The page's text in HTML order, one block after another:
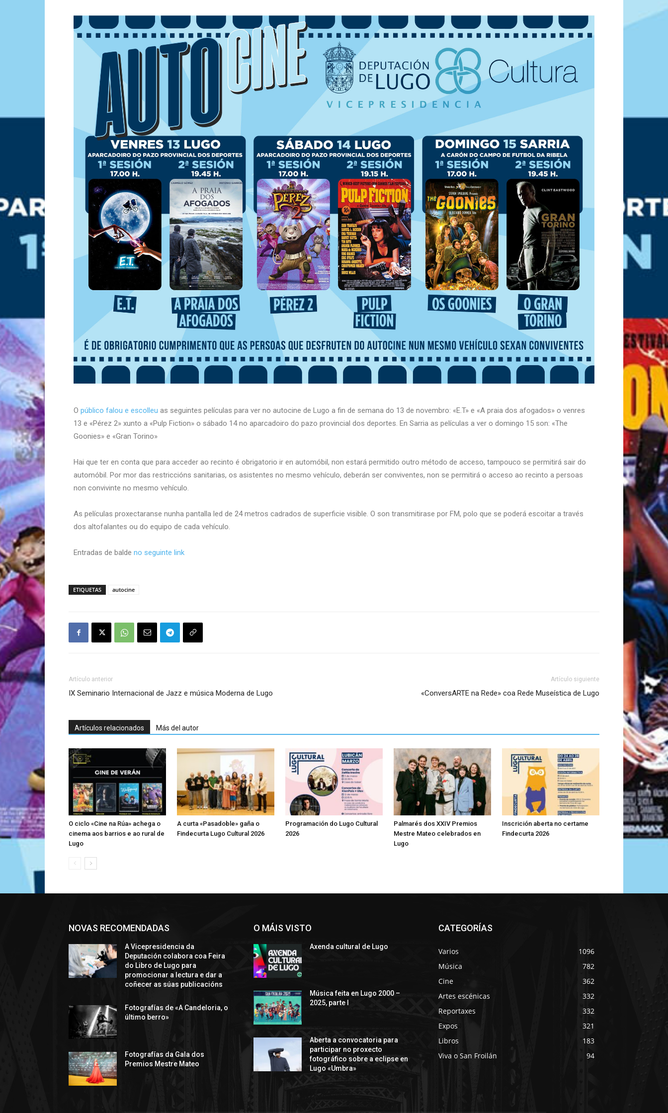
O público falou e escolleu as seguintes películas para ver no autocine de Lugo a fin de semana do 13 de novembro: «E.T» e «A praia dos afogados» o venres
13 e «Pérez 2» xunto a «Pulp Fiction» o sábado 14 no aparcadoiro do pazo provincial dos deportes. En Sarria as películas a ver o domingo 15 son: «The
Goonies» e «Gran Torino»
Hai que ter en conta que para acceder ao recinto é obrigatorio ir en automóbil, non estará permitido outro método de acceso, tampouco se permitirá sair do
automóbil. Por mor das restriccións sanitarias, os asistentes no mesmo vehículo, deberán ser conviventes, non se permitirá o acceso ao recinto a persoas
non convivinte no mesmo vehículo.
As películas proxectaranse nunha pantalla led de 24 metros cadrados de superficie visible. O son transmitirase por FM, polo que se poderá escoitar a través
dos altofalantes ou do equipo de cada vehículo.
Entradas de balde no seguinte link
ETIQUETAS autocine
Artículo anterior
IX Seminario Internacional de Jazz e música Moderna de Lugo
Artículo siguiente
«ConversARTE na Rede» coa Rede Museística de Lugo
Artículos relacionados Más del autor
O ciclo «Cine na Rúa» achega o
cinema aos barrios e ao rural de
Lugo
A curta «Pasadoble» gaña o
Findecurta Lugo Cultural 2026
Programación do Lugo Cultural
2026
Palmarés dos XXIV Premios
Mestre Mateo celebrados en
Lugo
Inscrición aberta no certame
Findecurta 2026
NOVAS RECOMENDADAS
A Vicepresidencia da
Deputación colabora coa Feira
do Libro de Lugo para
promocionar a lectura e dar a
coñecer as súas publicacións
Fotografías de «A Candeloria, o
último berro»
Fotografías da Gala dos
Premios Mestre Mateo
O MÁIS VISTO
Axenda cultural de Lugo
Música feita en Lugo 2000 –
2025, parte I
Aberta a convocatoria para
participar no proxecto
fotográfico sobre a eclipse en
Lugo «Umbra»
CATEGORÍAS
Varios
1096
Música
782
Cine
362
Artes escénicas
332
Reportaxes
332
Expos
321
Libros
183
Viva o San Froilán
94